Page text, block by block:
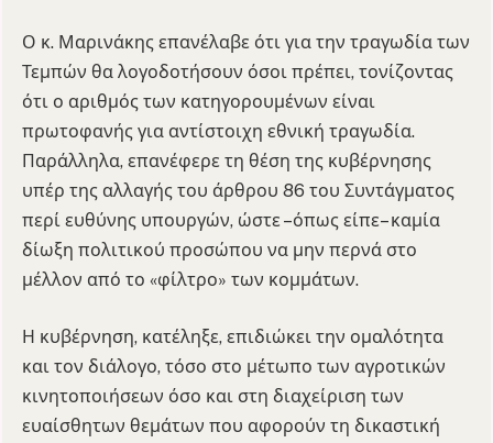
Ο κ. Μαρινάκης επανέλαβε ότι για την τραγωδία των
Τεμπών θα λογοδοτήσουν όσοι πρέπει, τονίζοντας
ότι ο αριθμός των κατηγορουμένων είναι
πρωτοφανής για αντίστοιχη εθνική τραγωδία.
Παράλληλα, επανέφερε τη θέση της κυβέρνησης
υπέρ της αλλαγής του άρθρου 86 του Συντάγματος
περί ευθύνης υπουργών, ώστε –όπως είπε– καμία
δίωξη πολιτικού προσώπου να μην περνά στο
μέλλον από το «φίλτρο» των κομμάτων.
Η κυβέρνηση, κατέληξε, επιδιώκει την ομαλότητα
και τον διάλογο, τόσο στο μέτωπο των αγροτικών
κινητοποιήσεων όσο και στη διαχείριση των
ευαίσθητων θεμάτων που αφορούν τη δικαστική